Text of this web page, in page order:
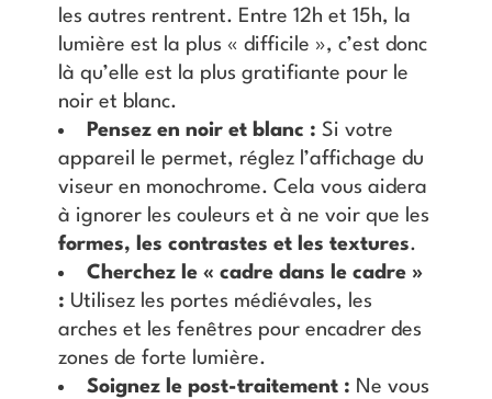
les autres rentrent. Entre 12h et 15h, la
lumière est la plus « difficile », c’est donc
là qu’elle est la plus gratifiante pour le
noir et blanc.
Pensez en noir et blanc : Si votre
appareil le permet, réglez l’affichage du
viseur en monochrome. Cela vous aidera
à ignorer les couleurs et à ne voir que les
formes, les contrastes et les textures.
Cherchez le « cadre dans le cadre »
: Utilisez les portes médiévales, les
arches et les fenêtres pour encadrer des
zones de forte lumière.
Soignez le post-traitement : Ne vous